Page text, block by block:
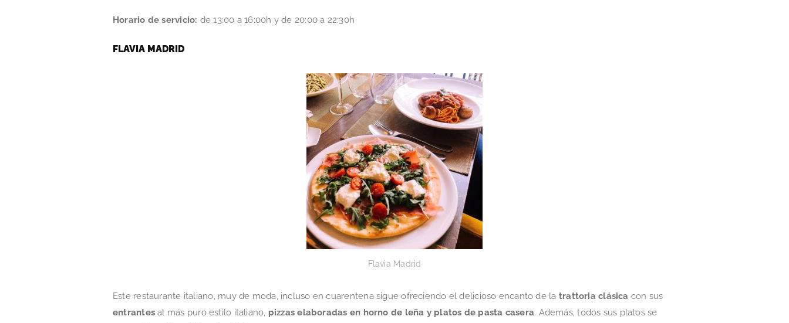
Horario de servicio: de 13:00 a 16:00h y de 20:00 a 22:30h
FLAVIA MADRID
Flavia Madrid
Este restaurante italiano, muy de moda, incluso en cuarentena sigue ofreciendo el delicioso encanto de la trattoria clásica con sus
entrantes al más puro estilo italiano, pizzas elaboradas en horno de leña y platos de pasta casera. Además, todos sus platos se